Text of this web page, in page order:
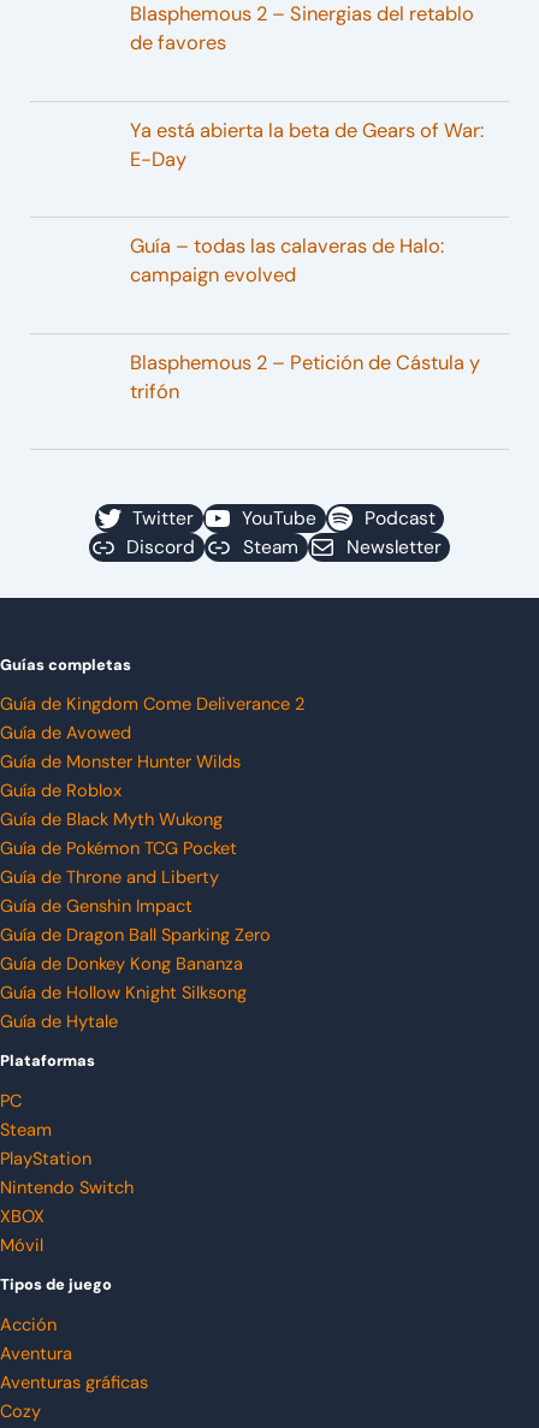
Blasphemous 2 – Sinergias del retablo
de favores
Ya está abierta la beta de Gears of War:
E-Day
Guía – todas las calaveras de Halo:
campaign evolved
Blasphemous 2 – Petición de Cástula y
trifón
Twitter YouTube
Podcast
Discord
Steam Newsletter
Guías completas
Guía de Kingdom Come Deliverance 2
Guía de Avowed
Guía de Monster Hunter Wilds
Guía de Roblox
Guía de Black Myth Wukong
Guía de Pokémon TCG Pocket
Guía de Throne and Liberty
Guía de Genshin Impact
Guía de Dragon Ball Sparking Zero
Guía de Donkey Kong Bananza
Guía de Hollow Knight Silksong
Guía de Hytale
Plataformas
PC
Steam
PlayStation
Nintendo Switch
XBOX
Móvil
Tipos de juego
Acción
Aventura
Aventuras gráficas
Cozy